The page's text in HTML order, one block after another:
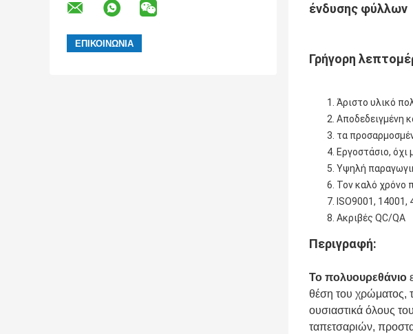
ένδυσης φύλλων
Γρήγορη
Άριστο υλικό
Αποδεδειγμένη
τα
Εργοστάσιο, όχι
Υψηλή
Τον καλό χρόνο
ISO9001, 14001,
Ακριβές QC/QA
Περιγραφή:
Το πολυουρεθάνιο
θέση του χρώματος,
ουσιαστικά όλους
ταπετσαριών,